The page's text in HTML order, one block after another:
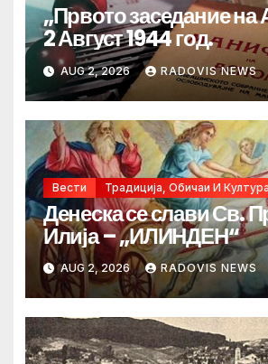
„Првото заседание
2 Август 1944 год.
AUG 2, 2026 RADOVIS NEWS
Вести Традиција, Обичаи И Култура
Денеска се слави Св.
Илија – „ИЛИНДЕН“
AUG 2, 2026 RADOVIS NEWS